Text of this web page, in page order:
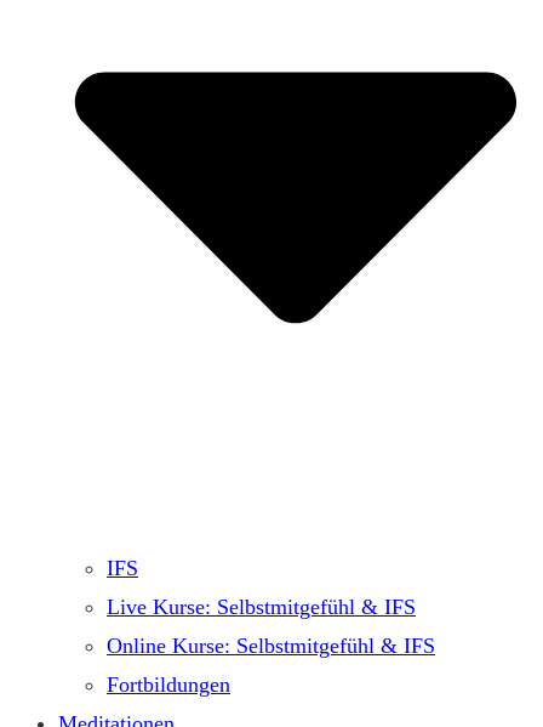
IFS
Live Kurse: Selbstmitgefühl & IFS
Online Kurse: Selbstmitgefühl & IFS
Fortbildungen